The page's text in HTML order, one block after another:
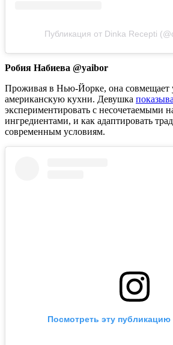
Публикация от Dinka Recepti
Робия Набиева @yaibor
Проживая в Нью-Йорке, она совмещает
американскую кухни. Девушка
экспериментировать с несочетаемыми
ингредиентами, и как адаптировать
современным условиям.
Посмотреть эту